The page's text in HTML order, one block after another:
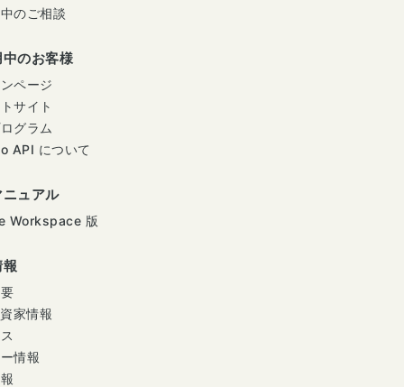
のご相談
のお客様
ページ
サイト
グラム
API について
ュアル
Workspace 版
家情報
情報